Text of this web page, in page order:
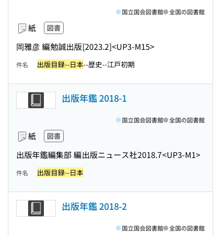
紙 図書
岡雅彦 編勉誠出版[2023.2]<UP3-M15>
国立国会図書館 全国の図書館
件名 出版目録--日本--歴史--江戸初期
出版年鑑 2018-1
紙 図書
出版年鑑編集部 編出版ニュース社2018.7<UP3-M1>
国立国会図書館 全国の図書館
件名 出版目録--日本
出版年鑑 2018-2
国立国会図書館 全国の図書館